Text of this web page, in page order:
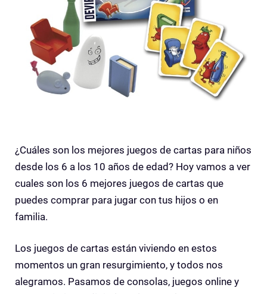
¿Cuáles son los mejores juegos de cartas para niños
desde los 6 a los 10 años de edad? Hoy vamos a ver
cuales son los 6 mejores juegos de cartas que
puedes comprar para jugar con tus hijos o en
familia.
Los juegos de cartas están viviendo en estos
momentos un gran resurgimiento, y todos nos
alegramos. Pasamos de consolas, juegos online y